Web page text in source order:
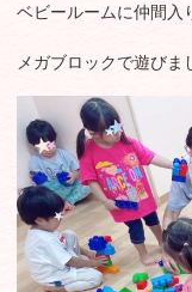
ベビールームに仲間入
メガブロックで遊びま